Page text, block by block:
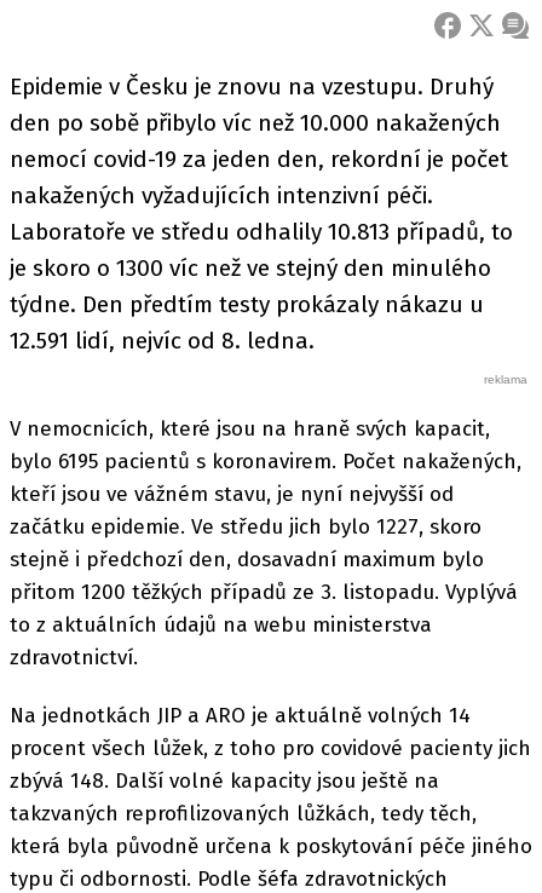
FACEBOOK
X
Epidemie v Česku je znovu na vzestupu. Druhý
den po sobě přibylo víc než 10.000 nakažených
nemocí covid-19 za jeden den, rekordní je počet
nakažených vyžadujících intenzivní péči.
Laboratoře ve středu odhalily 10.813 případů, to
je skoro o 1300 víc než ve stejný den minulého
týdne. Den předtím testy prokázaly nákazu u
12.591 lidí, nejvíc od 8. ledna.
V nemocnicích, které jsou na hraně svých kapacit,
bylo 6195 pacientů s koronavirem. Počet nakažených,
kteří jsou ve vážném stavu, je nyní nejvyšší od
začátku epidemie. Ve středu jich bylo 1227, skoro
stejně i předchozí den, dosavadní maximum bylo
přitom 1200 těžkých případů ze 3. listopadu. Vyplývá
to z aktuálních údajů na webu ministerstva
zdravotnictví.
Na jednotkách JIP a ARO je aktuálně volných 14
procent všech lůžek, z toho pro covidové pacienty jich
zbývá 148. Další volné kapacity jsou ještě na
takzvaných reprofilizovaných lůžkách, tedy těch,
která byla původně určena k poskytování péče jiného
typu či odbornosti. Podle šéfa zdravotnických